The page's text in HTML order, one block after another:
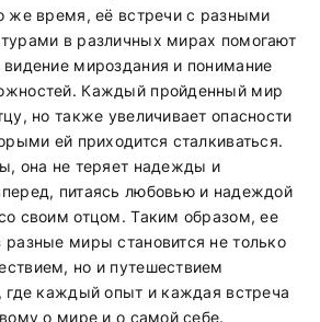
же время, её встречи с разными
в различных мирах помогают
мироздания и понимание
Каждый пройденный мир
но также увеличивает опасности
ей приходится сталкиваться.
она не теряет надежды и
питаясь любовью и надеждой
своим отцом. Таким образом, ее
разные миры становится не только
но и путешествием
где каждый опыт и каждая встреча
о мире и о самой себе.